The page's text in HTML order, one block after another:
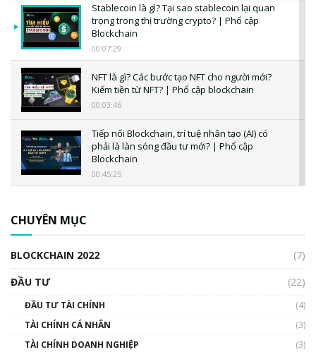
Stablecoin là gì? Tại sao stablecoin lại quan
trọng trong thị trường crypto? | Phổ cập
Blockchain
00:07:29
NFT là gì? Các bước tạo NFT cho người mới?
Kiếm tiền từ NFT? | Phổ cập blockchain
00:03:46
Tiếp nối Blockchain, trí tuệ nhân tạo (AI) có
phải là làn sóng đầu tư mới? | Phổ cập
Blockchain
00:45:25
00:02:14
Nhìn lại năm 2022: Những sự kiện ảnh hưởng
đến hệ sinh thái tiền mã hoá | Phổ cập
CHUYÊN MỤC
BLOCKCHAIN 2022
(7)
ĐẦU TƯ
(22)
ĐẦU TƯ TÀI CHÍNH
(4)
TÀI CHÍNH CÁ NHÂN
(3)
TÀI CHÍNH DOANH NGHIỆP
(3)